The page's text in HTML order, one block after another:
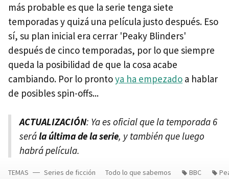
más probable es que la serie tenga siete
temporadas y quizá una película justo después. Eso
sí, su plan inicial era cerrar 'Peaky Blinders'
después de cinco temporadas, por lo que siempre
queda la posibilidad de que la cosa acabe
cambiando. Por lo prontoya ha empezado a hablar
de posibles spin-offs...
ACTUALIZACIÓN: Ya es oficial que la temporada 6
serála última de la serie, y también que luego
habrá película.
TEMAS Series de ficción Todo lo que sabemos BBC